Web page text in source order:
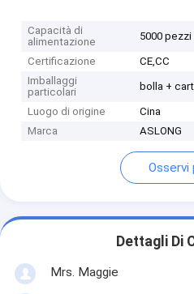
Capacità di
alimentazione
5000
Certificazione
CE,CC
Imballaggi
particolari
bolla +
Luogo di origine
Cina
Marca
ASLONG
Osservi
Dettagli Di
Mrs. Maggie